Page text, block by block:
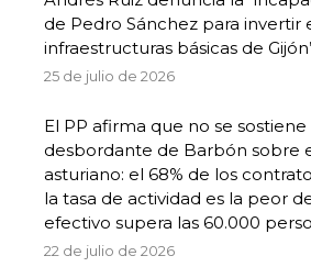
de Pedro Sánchez para invertir
infraestructuras básicas de
25 de julio de 2026
El PP afirma que no se
desbordante de Barbón sobre
asturiano: el 68% de los
la tasa de actividad es la peor
efectivo supera las 60.000
22 de julio de 2026